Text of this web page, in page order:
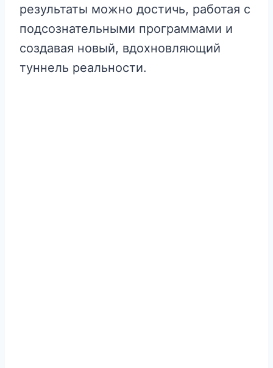
результаты можно достичь, работая с
подсознательными программами и
создавая новый, вдохновляющий
туннель реальности.